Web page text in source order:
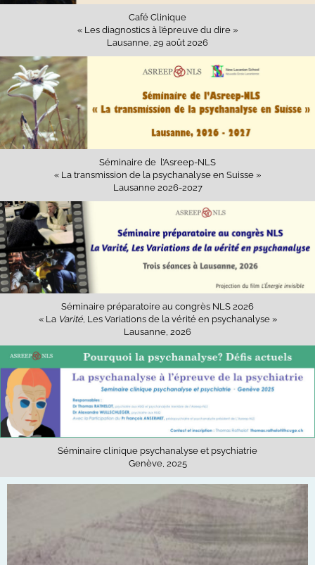
Café Clinique
« Les diagnostics à l’épreuve du dire »
Lausanne, 29 août 2026
Séminaire de l’Asreep-NLS
« La transmission de la psychanalyse en Suisse »
Lausanne 2026-2027
Séminaire préparatoire au congrès NLS 2026
« La Varité, Les Variations de la vérité en psychanalyse »
Lausanne, 2026
Séminaire clinique psychanalyse et psychiatrie
Genève, 2025